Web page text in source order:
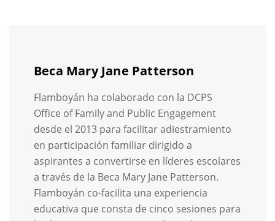
Beca Mary Jane Patterson
Flamboyán ha colaborado con la DCPS
Office of Family and Public Engagement
desde el 2013 para facilitar adiestramiento
en participación familiar dirigido a
aspirantes a convertirse en líderes escolares
a través de la Beca Mary Jane Patterson.
Flamboyán co-facilita una experiencia
educativa que consta de cinco sesiones para